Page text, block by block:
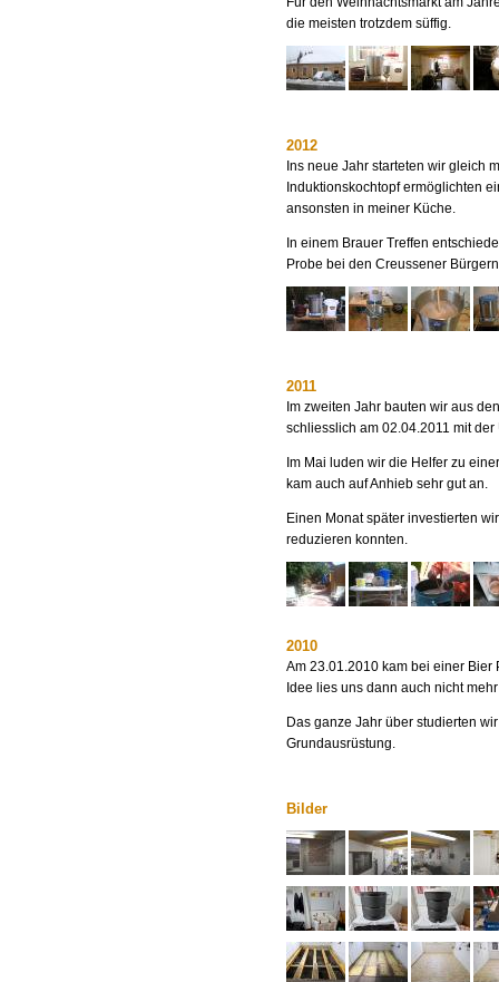
die meisten trotzdem süffig.
2012
Ins neue Jahr starteten wir gleich
Induktionskochtopf ermöglichten
ansonsten in meiner Küche.
In einem Brauer Treffen
Probe bei den Creussener
2011
Im zweiten Jahr bauten wir aus
schliesslich am 02.04.2011 mit
Im Mai luden wir die Helfer zu
kam auch auf Anhieb sehr gut an.
Einen Monat später investierten
reduzieren konnten.
2010
Am 23.01.2010 kam bei einer
Idee lies uns dann auch nicht
Das ganze Jahr über studierten
Grundausrüstung.
Bilder